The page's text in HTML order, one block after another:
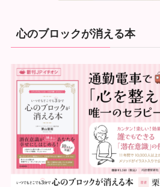
心のブロックが消える本